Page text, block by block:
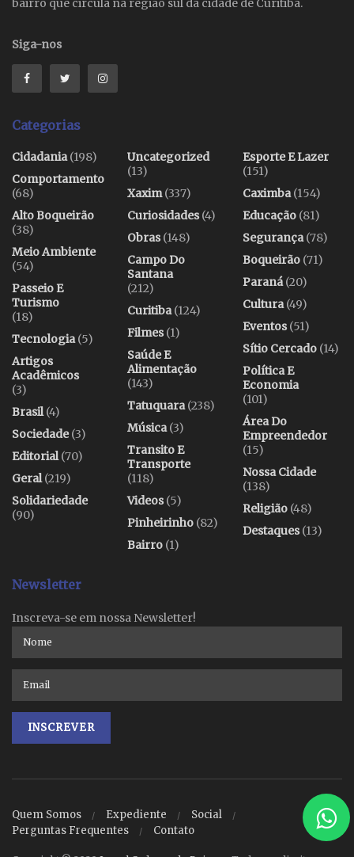
bairro que circula na região sul da cidade de Curitiba.
Siga-nos
Categorias
Cidadania(198)
Comportamento
(68)
Alto Boqueirão
(38)
Meio Ambiente
(54)
Passeio E
Turismo
(18)
Tecnologia(5)
Artigos
Acadêmicos
(3)
Brasil(4)
Sociedade(3)
Editorial(70)
Geral(219)
Solidariedade
(90)
Uncategorized
(13)
Xaxim(337)
Curiosidades(4)
Obras(148)
Campo Do
Santana
(212)
Curitiba(124)
Filmes(1)
Saúde E
Alimentação
(143)
Tatuquara(238)
Música(3)
Transito E
Transporte
(118)
Videos(5)
Pinheirinho (82)
Bairro (1)
Esporte E Lazer
(151)
Caximba(154)
Educação (81)
Segurança(78)
Boqueirão (71)
Paraná(20)
Cultura(49)
Eventos(51)
Sítio Cercado (14)
Política E
Economia
(101)
Área Do
Empreendedor
(15)
Nossa Cidade
(138)
Religião (48)
Destaques(13)
Newsletter
Inscreva-se em nossa Newsletter!
Quem Somos Expediente
Social
Perguntas Frequentes
Contato